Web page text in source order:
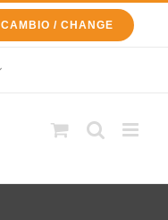
CAMBIO / CHANGE